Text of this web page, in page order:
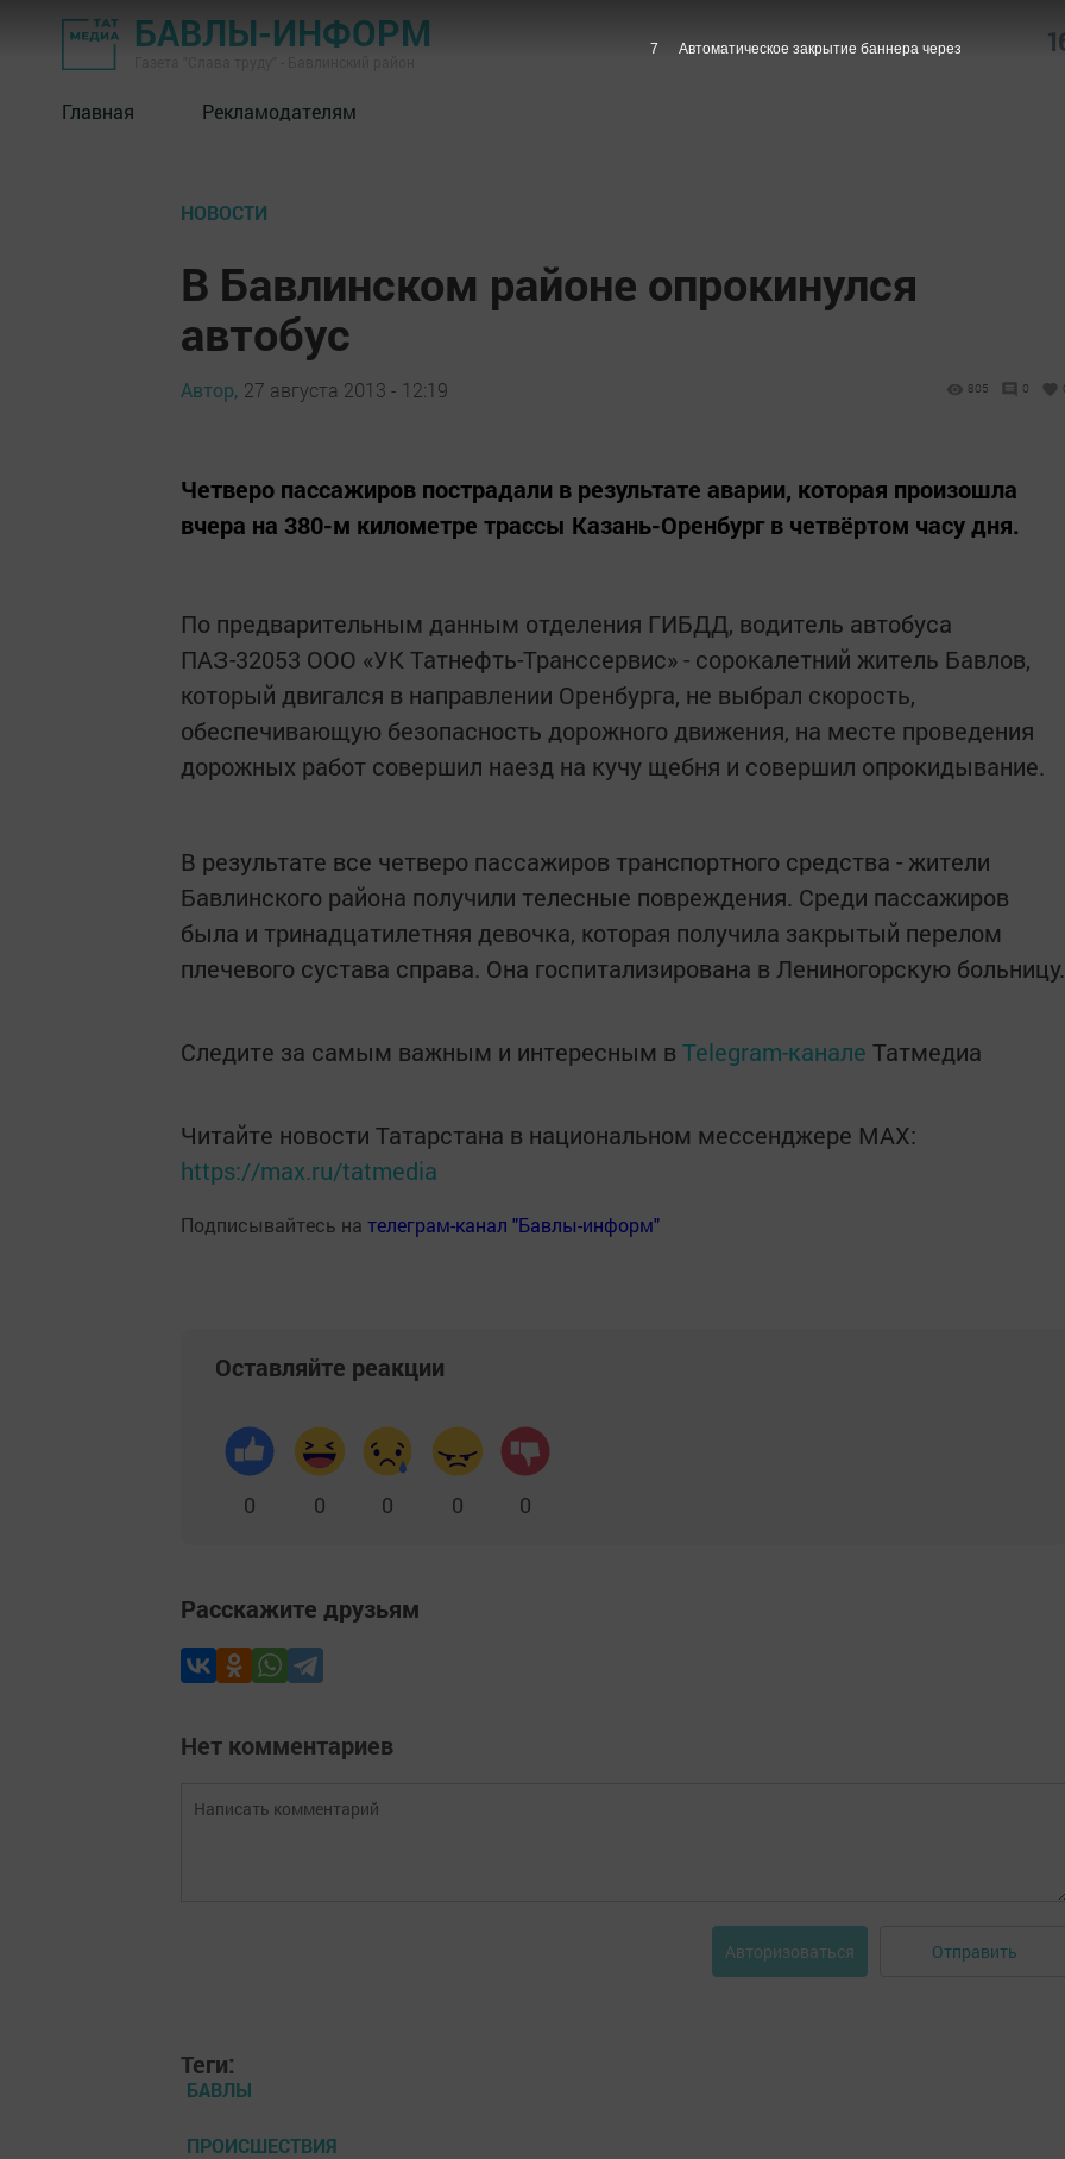
БАВЛЫ-ИНФОРМ
Главная Рекламодателям
НОВОСТИ
В Бавлинском районе опрокинулся
автобус
Автор, 27 августа 2013 - 12:19 805 0
Четверо пассажиров пострадали в результате аварии, которая произошла
вчера на 380-м километре трассы Казань-Оренбург в четвёртом часу дня.
По предварительным данным отделения ГИБДД, водитель автобуса
ПАЗ-32053 ООО «УК Татнефть-Транссервис» - сорокалетний житель Бавлов,
который двигался в направлении Оренбурга, не выбрал скорость,
обеспечивающую безопасность дорожного движения, на месте проведения
дорожных работ совершил наезд на кучу щебня и совершил опрокидывание.
В результате все четверо пассажиров транспортного средства - жители
Бавлинского района получили телесные повреждения. Среди пассажиров
была и тринадцатилетняя девочка, которая получила закрытый перелом
плечевого сустава справа. Она госпитализирована в Лениногорскую больницу.
Следите за самым важным и интересным в Telegram-канале Татмедиа
Читайте новости Татарстана в национальном мессенджере MАХ:
https://max.ru/tatmedia
Подписывайтесь на телеграм-канал "Бавлы-информ"
Оставляйте реакции
0 0 0 0 0
Расскажите друзьям
Нет комментариев
Авторизоваться Отправить
Теги:
БАВЛЫ
ПРОИСШЕСТВИЯ
6 Автоматическое закрытие баннера через